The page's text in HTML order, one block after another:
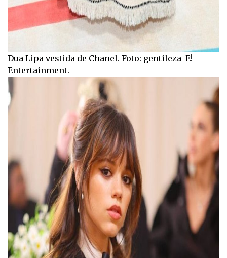
Dua Lipa vestida de Chanel. Foto: gentileza E!
Entertainment.